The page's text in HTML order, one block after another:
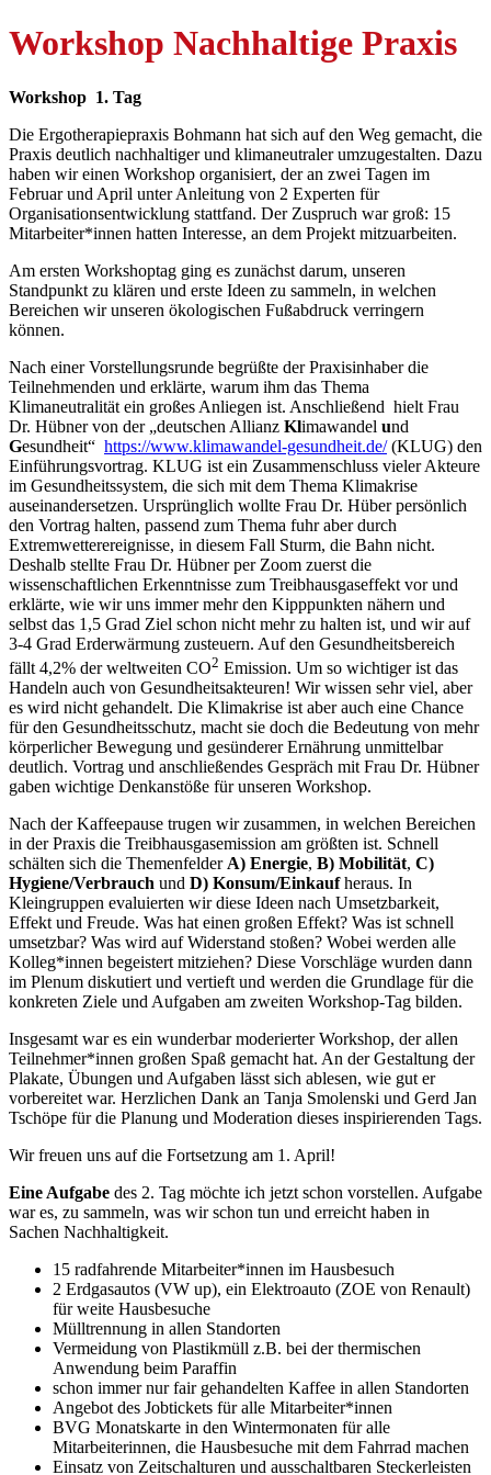
Workshop Nachhaltige Praxis
Workshop 1. Tag
Die Ergotherapiepraxis Bohmann hat sich auf den Weg gemacht, die
Praxis deutlich nachhaltiger und klimaneutraler umzugestalten. Dazu
haben wir einen Workshop organisiert, der an zwei Tagen im
Februar und April unter Anleitung von 2 Experten für
Organisationsentwicklung stattfand. Der Zuspruch war groß: 15
Mitarbeiter*innen hatten Interesse, an dem Projekt mitzuarbeiten.
Am ersten Workshoptag ging es zunächst darum, unseren
Standpunkt zu klären und erste Ideen zu sammeln, in welchen
Bereichen wir unseren ökologischen Fußabdruck verringern
können.
Nach einer Vorstellungsrunde begrüßte der Praxisinhaber die
Teilnehmenden und erklärte, warum ihm das Thema
Klimaneutralität ein großes Anliegen ist. Anschließend hielt Frau
Dr. Hübner von der „deutschen Allianz Klimawandel und
Gesundheit“ https://www.klimawandel-gesundheit.de/(KLUG) den
Einführungsvortrag. KLUG ist ein Zusammenschluss vieler Akteure
im Gesundheitssystem, die sich mit dem Thema Klimakrise
auseinandersetzen. Ursprünglich wollte Frau Dr. Hüber persönlich
den Vortrag halten, passend zum Thema fuhr aber durch
Extremwetterereignisse, in diesem Fall Sturm, die Bahn nicht.
Deshalb stellte Frau Dr. Hübner per Zoom zuerst die
wissenschaftlichen Erkenntnisse zum Treibhausgaseffekt vor und
erklärte, wie wir uns immer mehr den Kipppunkten nähern und
selbst das 1,5 Grad Ziel schon nicht mehr zu halten ist, und wir auf
3-4 Grad Erderwärmung zusteuern. Auf den Gesundheitsbereich
fällt 4,2% der weltweiten CO2 Emission. Um so wichtiger ist das
Handeln auch von Gesundheitsakteuren! Wir wissen sehr viel, aber
es wird nicht gehandelt. Die Klimakrise ist aber auch eine Chance
für den Gesundheitsschutz, macht sie doch die Bedeutung von mehr
körperlicher Bewegung und gesünderer Ernährung unmittelbar
deutlich. Vortrag und anschließendes Gespräch mit Frau Dr. Hübner
gaben wichtige Denkanstöße für unseren Workshop.
Nach der Kaffeepause trugen wir zusammen, in welchen Bereichen
in der Praxis die Treibhausgasemission am größten ist. Schnell
schälten sich die Themenfelder A) Energie, B) Mobilität, C)
Hygiene/Verbrauch und D) Konsum/Einkaufheraus. In
Kleingruppen evaluierten wir diese Ideen nach Umsetzbarkeit,
Effekt und Freude. Was hat einen großen Effekt? Was ist schnell
umsetzbar? Was wird auf Widerstand stoßen? Wobei werden alle
Kolleg*innen begeistert mitziehen? Diese Vorschläge wurden dann
im Plenum diskutiert und vertieft und werden die Grundlage für die
konkreten Ziele und Aufgaben am zweiten Workshop-Tag bilden.
Insgesamt war es ein wunderbar moderierter Workshop, der allen
Teilnehmer*innen großen Spaß gemacht hat. An der Gestaltung der
Plakate, Übungen und Aufgaben lässt sich ablesen, wie gut er
vorbereitet war. Herzlichen Dank an Tanja Smolenski und Gerd Jan
Tschöpe für die Planung und Moderation dieses inspirierenden Tags.
Wir freuen uns auf die Fortsetzung am 1. April!
Eine Aufgabe des 2. Tag möchte ich jetzt schon vorstellen. Aufgabe
war es, zu sammeln, was wir schon tun und erreicht haben in
Sachen Nachhaltigkeit.
15 radfahrende Mitarbeiter*innen im Hausbesuch
2 Erdgasautos (VW up), ein Elektroauto (ZOE von Renault)
für weite Hausbesuche
Mülltrennung in allen Standorten
Vermeidung von Plastikmüll z.B. bei der thermischen
Anwendung beim Paraffin
schon immer nur fair gehandelten Kaffee in allen Standorten
Angebot des Jobtickets für alle Mitarbeiter*innen
BVG Monatskarte in den Wintermonaten für alle
Mitarbeiterinnen, die Hausbesuche mit dem Fahrrad machen
Einsatz von Zeitschalturen und ausschaltbaren Steckerleisten